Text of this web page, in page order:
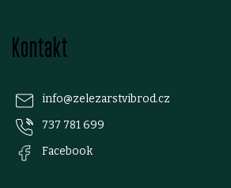
Kontakt
info@zelezarstvibrod.cz
737 781 699
Facebook